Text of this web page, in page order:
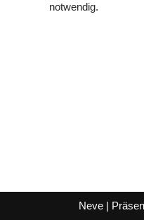
notwendig.
Neve |